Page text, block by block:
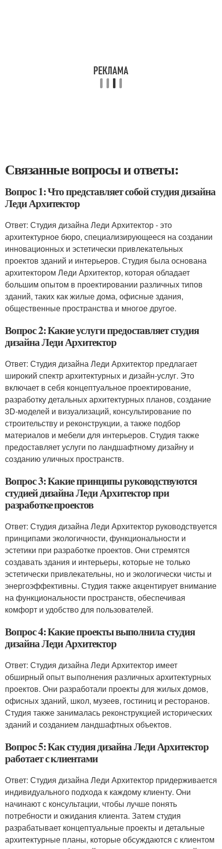
Связанные вопросы и ответы:
Вопрос 1: Что представляет собой студия дизайна
Леди Архитектор
Ответ: Студия дизайна Леди Архитектор - это
архитектурное бюро, специализирующееся на создании
инновационных и эстетически привлекательных
проектов зданий и интерьеров. Студия была основана
архитектором Леди Архитектор, которая обладает
большим опытом в проектировании различных типов
зданий, таких как жилые дома, офисные здания,
общественные пространства и многое другое.
Вопрос 2: Какие услуги предоставляет студия
дизайна Леди Архитектор
Ответ: Студия дизайна Леди Архитектор предлагает
широкий спектр архитектурных и дизайн-услуг. Это
включает в себя концептуальное проектирование,
разработку детальных архитектурных планов, создание
3D-моделей и визуализаций, консультирование по
строительству и реконструкции, а также подбор
материалов и мебели для интерьеров. Студия также
предоставляет услуги по ландшафтному дизайну и
созданию уличных пространств.
Вопрос 3: Какие принципы руководствуются
студией дизайна Леди Архитектор при
разработке проектов
Ответ: Студия дизайна Леди Архитектор руководствуется
принципами экологичности, функциональности и
эстетики при разработке проектов. Они стремятся
создавать здания и интерьеры, которые не только
эстетически привлекательны, но и экологически чисты и
энергоэффективны. Студия также акцентирует внимание
на функциональности пространств, обеспечивая
комфорт и удобство для пользователей.
Вопрос 4: Какие проекты выполнила студия
дизайна Леди Архитектор
Ответ: Студия дизайна Леди Архитектор имеет
обширный опыт выполнения различных архитектурных
проектов. Они разработали проекты для жилых домов,
офисных зданий, школ, музеев, гостиниц и ресторанов.
Студия также занималась реконструкцией исторических
зданий и созданием ландшафтных объектов.
Вопрос 5: Как студия дизайна Леди Архитектор
работает с клиентами
Ответ: Студия дизайна Леди Архитектор придерживается
индивидуального подхода к каждому клиенту. Они
начинают с консультации, чтобы лучше понять
потребности и ожидания клиента. Затем студия
разрабатывает концептуальные проекты и детальные
архитектурные планы, которые обсуждаются с клиентом